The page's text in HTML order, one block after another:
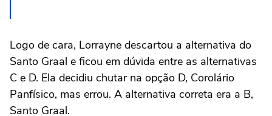
Logo de cara, Lorrayne descartou a alternativa do
Santo Graal e ficou em dúvida entre as alternativas
C e D. Ela decidiu chutar na opção D, Corolário
Panfísico, mas errou. A alternativa correta era a B,
Santo Graal.